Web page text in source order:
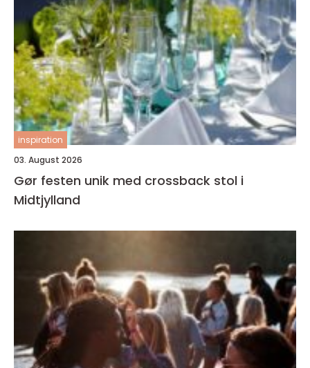
inspiration
03. August 2026
Gør festen unik med crossback stol i
Midtjylland